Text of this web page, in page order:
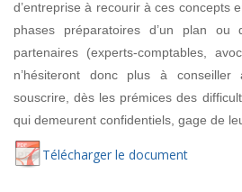
d’entreprise à recourir à ces concepts
phases préparatoires d’un plan ou
partenaires (experts-comptables,
n’hésiteront donc plus à conseiller
souscrire, dès les prémices des
qui demeurent confidentiels, gage de
Télécharger le document